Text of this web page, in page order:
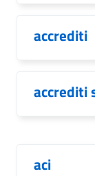
accrediti
accrediti
aci